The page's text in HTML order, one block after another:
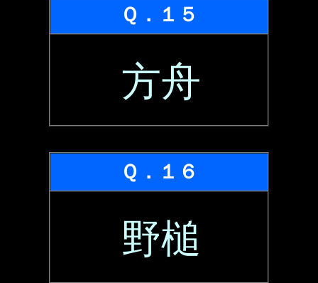
Ｑ．１５
方舟
Ｑ．１６
野槌